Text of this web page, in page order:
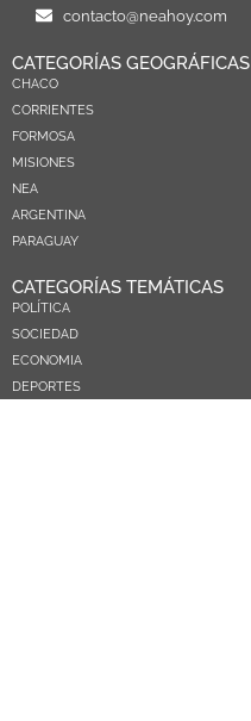
contacto@neahoy.com
CATEGORÍAS GEOGRÁFICAS
CHACO
CORRIENTES
FORMOSA
MISIONES
NEA
ARGENTINA
PARAGUAY
CATEGORÍAS TEMÁTICAS
POLÍTICA
SOCIEDAD
ECONOMIA
DEPORTES